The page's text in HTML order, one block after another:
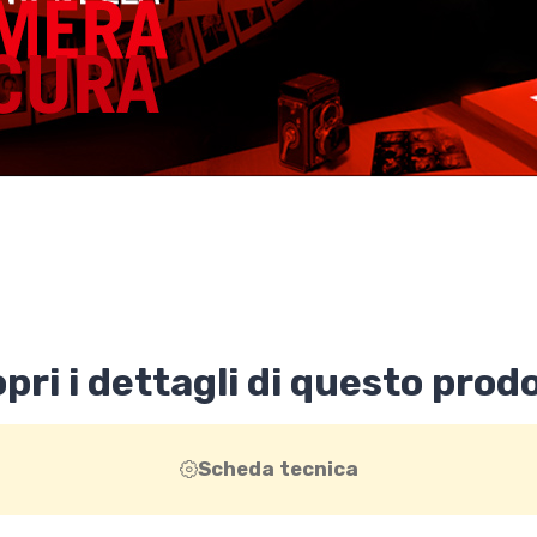
i dettagli di questo
Scheda tecnica